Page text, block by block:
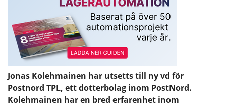
Jonas Kolehmainen har utsetts till ny vd för
Postnord TPL, ett dotterbolag inom PostNord.
Kolehmainen har en bred erfarenhet inom